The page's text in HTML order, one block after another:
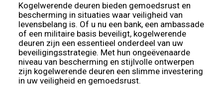
Kogelwerende deuren bieden gemoedsrust en
bescherming in situaties waar veiligheid van
levensbelang is. Of u nu een bank, een ambassade
of een militaire basis beveiligt, kogelwerende
deuren zijn een essentieel onderdeel van uw
beveiligingsstrategie. Met hun ongeëvenaarde
niveau van bescherming en stijlvolle ontwerpen
zijn kogelwerende deuren een slimme investering
in uw veiligheid en gemoedsrust.